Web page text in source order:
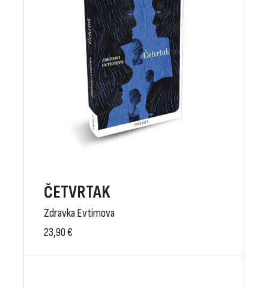
ČETVRTAK
Zdravka Evtimova
23,90€